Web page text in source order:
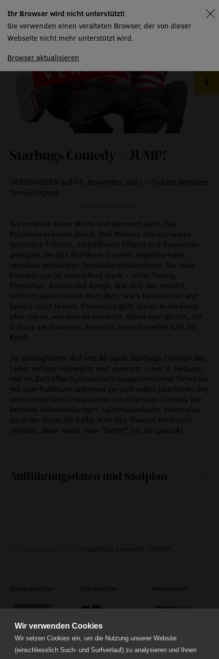
Wir verwenden Cookies
Wir setzen Cookies ein, um die Nutzung unserer Website
(einschliesslich Such- und Surfverlauf) zu analysieren und Ihnen
spielplan
raummiete
gastronomie
meilensteine
historische medienberichte
eigenproduktionen mtg
Starbugs Comedy – JUMP!
VERSCHOBEN auf 05. November 2021 – Tickets behalten
ihre Gültigkeit
Sie erzählen keine Witze, und dennoch lacht das
Publikum in einem durch. Drei Männer, drei rot-weiss-
gestreifte T-Shirts, verblüffende Effekte und Requisiten
genügen, um das Publikum in einem begeisternden,
minutiös getakteten Spektakel mitzureissen. Die neue
Komikdroge ist umwerfend stark – voller Timing,
Rhythmus, Sound und Songs. Wie sich das anfühlt:
schlicht phänomenal. Man ahnt, wie’s funktioniert und
kann’s nicht fassen. Pausenlos geht etwas in die Hose,
aber nie so, wie man es erwartet. Wenn man glaubt, der
Schuss sei draussen, erwischt einen hinterher kalt der
Knall.
Im sprunghaften Auf und Ab spult Starbugs Comedy das
Leben virtuos rückwärts und vorwärts – mal in Zeitlupe,
mal im Zeitraffer. Sympathisch augenzwinkernd flirten sie
mit dem Publikum, während sie sich selbst überlisten. Die
unerschöpfliche Imagination von Starbugs Comedy hat
extreme Nebenwirkungen: Lachmuskelkater. Wenn also
nach der Show die halbe Welt das Theater entfesselt
verlässt, dann weiss man: "Jump!" hat sie gepackt.
Aufführungsdaten und Saalplan
Designpartner Fotopartner Webpartner
Ihr Browser wird nicht unterstützt!
Sie verwenden einen veralteten Browser, der von dieser
Webseite nicht mehr unterstützt wird.
Browser aktualisieren